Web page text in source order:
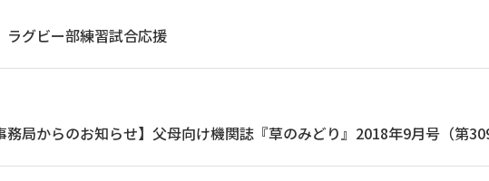
ラグビー部練習試合応援
務局からのお知らせ】父母向け機関誌『草のみどり』2018年9月号（第